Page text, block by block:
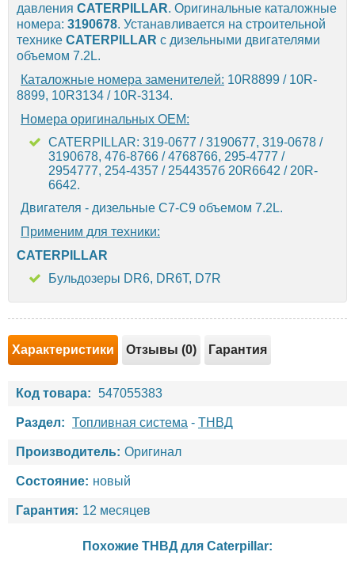
давления CATERPILLAR. Оригинальные каталожные
номера: 3190678. Устанавливается на строительной
технике CATERPILLAR с дизельными двигателями
объемом 7.2L.
Каталожные номера заменителей: 10R8899 / 10R-
8899, 10R3134 / 10R-3134.
Номера оригинальных OEM:
CATERPILLAR: 319-0677 / 3190677, 319-0678 /
3190678, 476-8766 / 4768766, 295-4777 /
2954777, 254-4357 / 2544357б 20R6642 / 20R-
6642.
Двигателя - дизельные C7-C9 объемом 7.2L.
Применим для техники:
CATERPILLAR
Бульдозеры DR6, DR6T, D7R
Характеристики Отзывы (0) Гарантия
Код товара: 547055383
Раздел: Топливная система - ТНВД
Производитель: Оригинал
Состояние: новый
Гарантия: 12 месяцев
Похожие ТНВД для Caterpillar: